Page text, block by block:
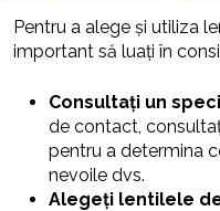
Pentru a alege și utiliza
important să luați în
Consultați un
de contact,
pentru a determina
nevoile dvs.
Alegeți lentilele